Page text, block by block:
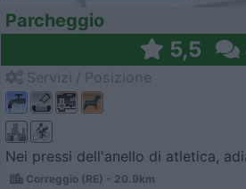
Parcheggio
5,5
Nei pressi dell'anello di atletica,
Correggio (RE) - 20.9km